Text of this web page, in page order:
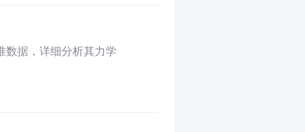
数据，详细分析其力学